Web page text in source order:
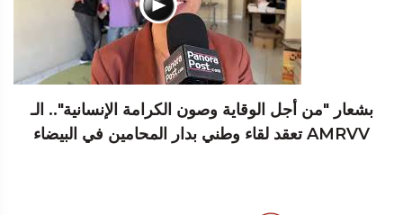
بشعار "من أجل الوقاية وصون الكرامة الإنسانية".. الـ
AMRVV تعقد لقاء وطني بدار المحامين في البيضاء